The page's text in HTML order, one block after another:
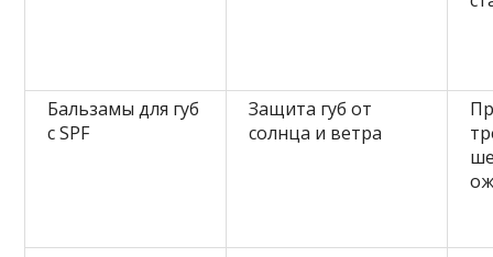
Бальзамы для губ
с SPF
Защита губ от
солнца и ветра